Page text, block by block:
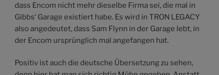
dass Encom nicht mehr dieselbe Firma sei, die mal in
Gibbs‘ Garage existiert habe. Es wird in TRON LEGACY
also angedeutet, dass Sam Flynn in der Garage lebt, in
der Encom ursprünglich mal angefangen hat.
Positiv ist auch die deutsche Übersetzung zu sehen,